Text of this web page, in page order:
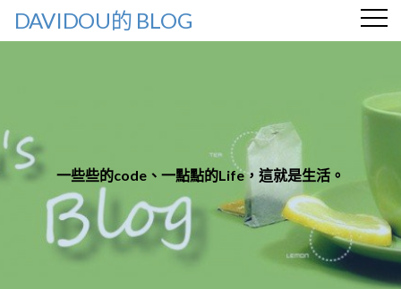
DAVIDOU的 BLOG
一些些的code、一點點的Life，這就是生活。